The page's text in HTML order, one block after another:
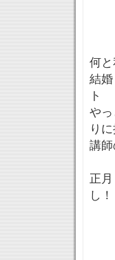
何
結
ト
や
り
講
正
し！